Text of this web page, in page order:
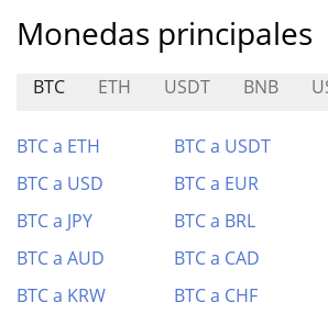
Monedas principales
BTC ETH USDT BNB
BTC a ETH BTC a USDT
BTC a USD
BTC a EUR
BTC a JPY
BTC a BRL
BTC a AUD
BTC a CAD
BTC a KRW
BTC a CHF